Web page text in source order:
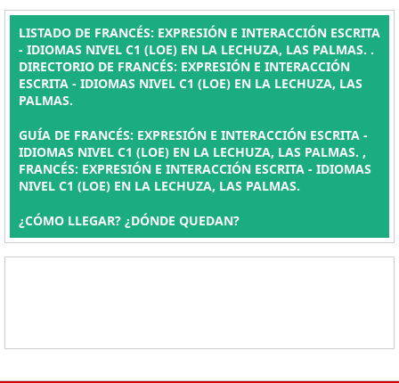
LISTADO DE FRANCÉS: EXPRESIÓN E INTERACCIÓN ESCRITA
- IDIOMAS NIVEL C1 (LOE) EN LA LECHUZA, LAS PALMAS. .
DIRECTORIO DE FRANCÉS: EXPRESIÓN E INTERACCIÓN
ESCRITA - IDIOMAS NIVEL C1 (LOE) EN LA LECHUZA, LAS
PALMAS.
GUÍA DE FRANCÉS: EXPRESIÓN E INTERACCIÓN ESCRITA -
IDIOMAS NIVEL C1 (LOE) EN LA LECHUZA, LAS PALMAS. ,
FRANCÉS: EXPRESIÓN E INTERACCIÓN ESCRITA - IDIOMAS
NIVEL C1 (LOE) EN LA LECHUZA, LAS PALMAS.
¿CÓMO LLEGAR? ¿DÓNDE QUEDAN?